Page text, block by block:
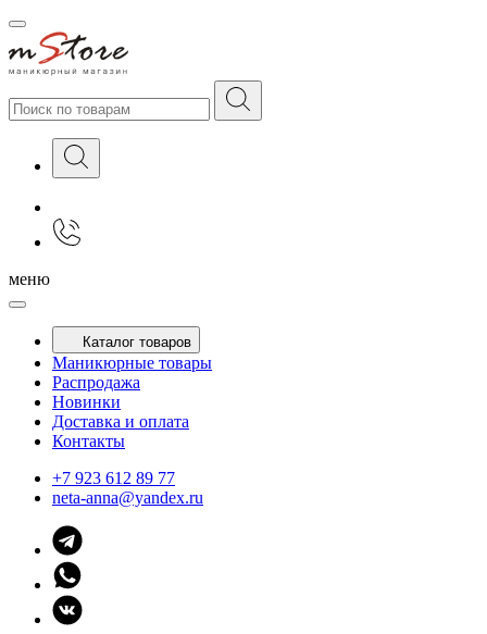
меню
Каталог товаров
Маникюрные товары
Распродажа
Новинки
Доставка и оплата
Контакты
+7 923 612 89 77
neta-anna@yandex.ru